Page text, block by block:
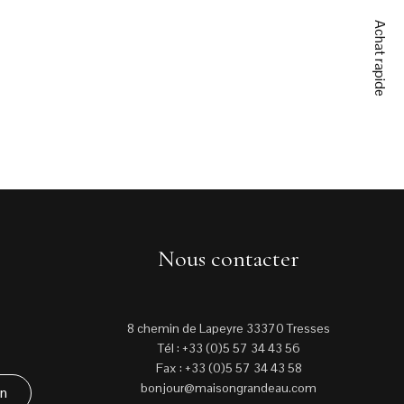
Achat rapide
Nous contacter
8 chemin de Lapeyre 33370 Tresses
Tél : +33 (0)5 57 34 43 56
Fax : +33 (0)5 57 34 43 58
bonjour@maisongrandeau.com